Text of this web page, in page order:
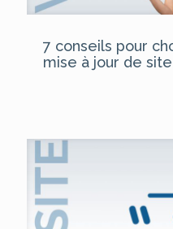
7 conseils pour
mise à jour de